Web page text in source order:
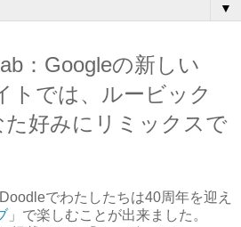
▼
：Googleの新しい
トでは、ルービック
好みにリミックスで
でわたしたちは40周年を迎え
」で楽しむことが出来ました。